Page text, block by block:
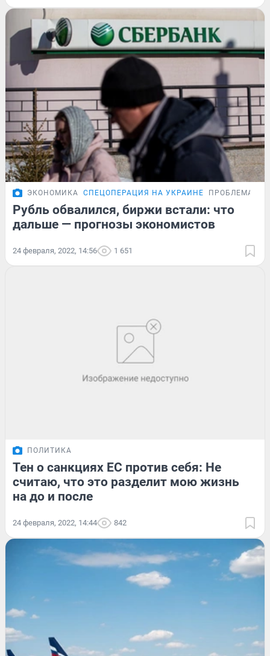
ЭКОНОМИКА СПЕЦОПЕРАЦИЯ НА УКРАИНЕ ПРОБЛЕМА
Рубль обвалился, биржи встали: что
дальше — прогнозы экономистов
24 февраля, 2022, 14:56 1 651
ПОЛИТИКА
Тен о санкциях ЕС против себя: Не
считаю, что это разделит мою жизнь
на до и после
24 февраля, 2022, 14:44 842